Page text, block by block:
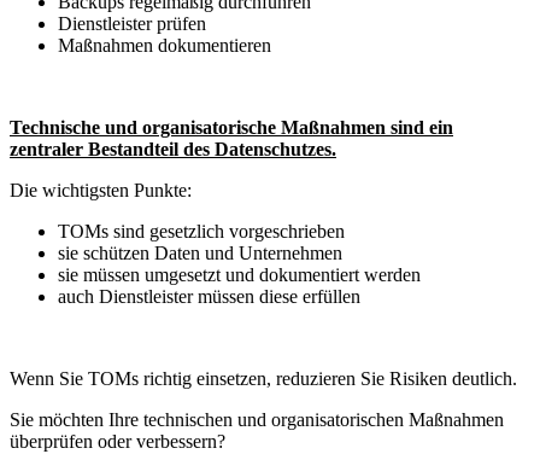
Dienstleister prüfen
Maßnahmen dokumentieren
Technische und organisatorische Maßnahmen sind ein
zentraler Bestandteil des Datenschutzes.
Die wichtigsten Punkte:
TOMs sind gesetzlich vorgeschrieben
sie schützen Daten und Unternehmen
sie müssen umgesetzt und dokumentiert werden
auch Dienstleister müssen diese erfüllen
Wenn Sie TOMs richtig einsetzen, reduzieren Sie Risiken deutlich.
Sie möchten Ihre technischen und organisatorischen Maßnahmen
überprüfen oder verbessern?